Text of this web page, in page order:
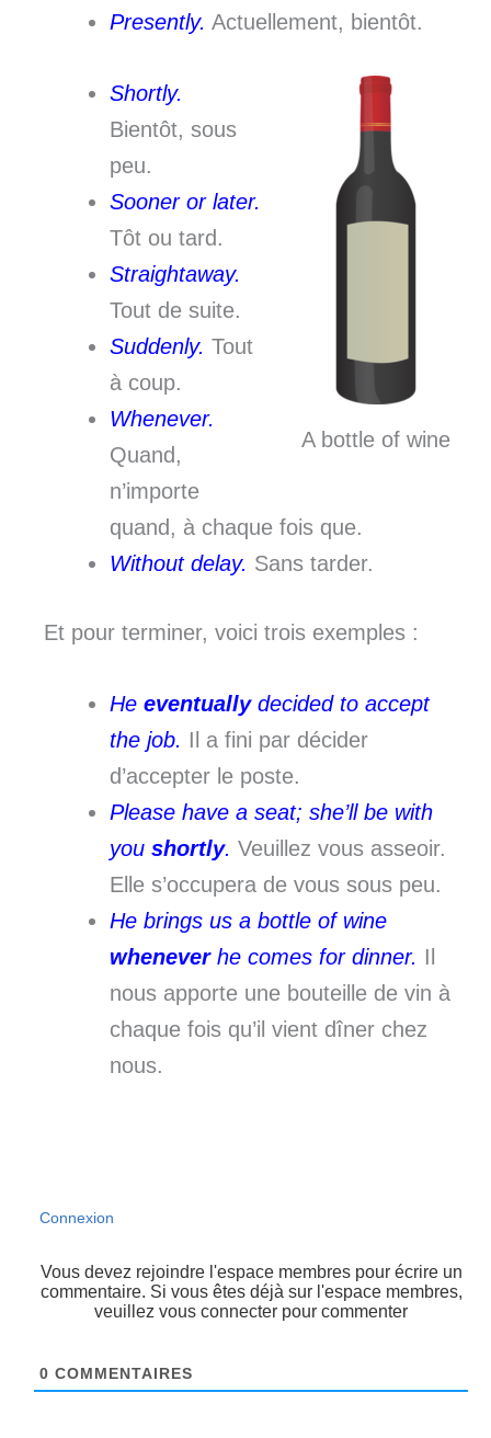
Presently. Actuellement, bientôt.
A bottle of wine
Shortly.
Bientôt, sous
peu.
Sooner or later.
Tôt ou tard.
Straightaway.
Tout de suite.
Suddenly. Tout
à coup.
Whenever.
Quand,
n’importe
quand, à chaque fois que.
Without delay. Sans tarder.
Et pour terminer, voici trois exemples :
He eventuallydecided to accept
the job. Il a fini par décider
d’accepter le poste.
Please have a seat; she’ll be with
you shortly. Veuillez vous asseoir.
Elle s’occupera de vous sous peu.
He brings us a bottle of wine
wheneverhe comes for dinner. Il
nous apporte une bouteille de vin à
chaque fois qu’il vient dîner chez
nous.
Connexion
Vous devez rejoindre l'espace membres pour écrire un
commentaire. Si vous êtes déjà sur l'espace membres,
veuillez vous connecter pour commenter
0 COMMENTAIRES